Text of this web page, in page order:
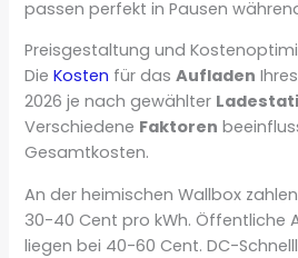
passen perfekt in Pausen
Preisgestaltung und
DieKosten für dasAufladen
2026 je nach gewählter
Verschiedene Faktoren
Gesamtkosten.
An der heimischen Wallbox
30-40 Cent pro kWh. Öffentliche
liegen bei 40-60 Cent. DC-